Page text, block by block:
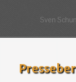
Sven